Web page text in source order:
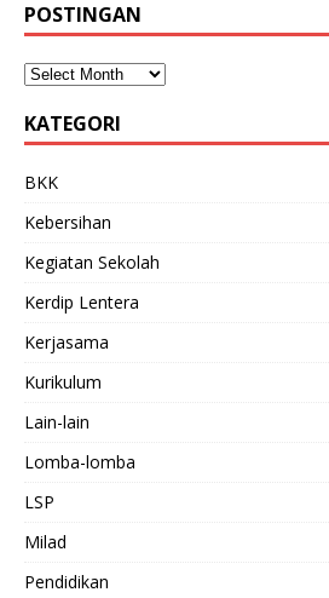
POSTINGAN
KATEGORI
BKK
Kebersihan
Kegiatan Sekolah
Kerdip Lentera
Kerjasama
Kurikulum
Lain-lain
Lomba-lomba
LSP
Milad
Pendidikan